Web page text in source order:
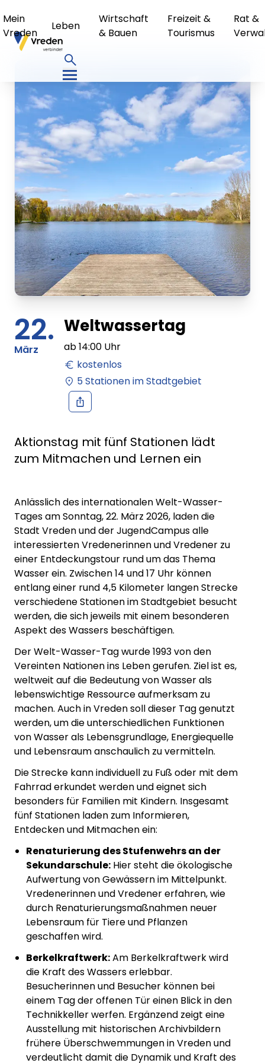
Mein
Vreden
Leben
Wirtschaft
& Bauen
Freizeit &
Tourismus
Rat &
22.
März
Weltwassertag
ab14:00 Uhr
kostenlos
5 Stationen im Stadtgebiet
Aktionstag mit fünf Stationen lädt
zum Mitmachen und Lernen ein
Anlässlich des internationalen Welt-Wasser-
Tages am Sonntag, 22. März 2026, laden die
Stadt Vreden und der JugendCampus alle
interessierten Vredenerinnen und Vredener zu
einer Entdeckungstour rund um das Thema
Wasser ein. Zwischen 14 und 17 Uhr können
entlang einer rund 4,5 Kilometer langen Strecke
verschiedene Stationen im Stadtgebiet besucht
werden, die sich jeweils mit einem besonderen
Aspekt des Wassers beschäftigen.
Der Welt-Wasser-Tag wurde 1993 von den
Vereinten Nationen ins Leben gerufen. Ziel ist es,
weltweit auf die Bedeutung von Wasser als
lebenswichtige Ressource aufmerksam zu
machen. Auch in Vreden soll dieser Tag genutzt
werden, um die unterschiedlichen Funktionen
von Wasser als Lebensgrundlage, Energiequelle
und Lebensraum anschaulich zu vermitteln.
Die Strecke kann individuell zu Fuß oder mit dem
Fahrrad erkundet werden und eignet sich
besonders für Familien mit Kindern. Insgesamt
fünf Stationen laden zum Informieren,
Entdecken und Mitmachen ein:
Renaturierung des Stufenwehrs an der
Sekundarschule: Hier steht die ökologische
Aufwertung von Gewässern im Mittelpunkt.
Vredenerinnen und Vredener erfahren, wie
durch Renaturierungsmaßnahmen neuer
Lebensraum für Tiere und Pflanzen
geschaffen wird.
Berkelkraftwerk:Am Berkelkraftwerk wird
die Kraft des Wassers erlebbar.
Besucherinnen und Besucher können bei
einem Tag der offenen Tür einen Blick in den
Technikkeller werfen. Ergänzend zeigt eine
Ausstellung mit historischen Archivbildern
frühere Überschwemmungen in Vreden und
verdeutlicht damit die Dynamik und Kraft des